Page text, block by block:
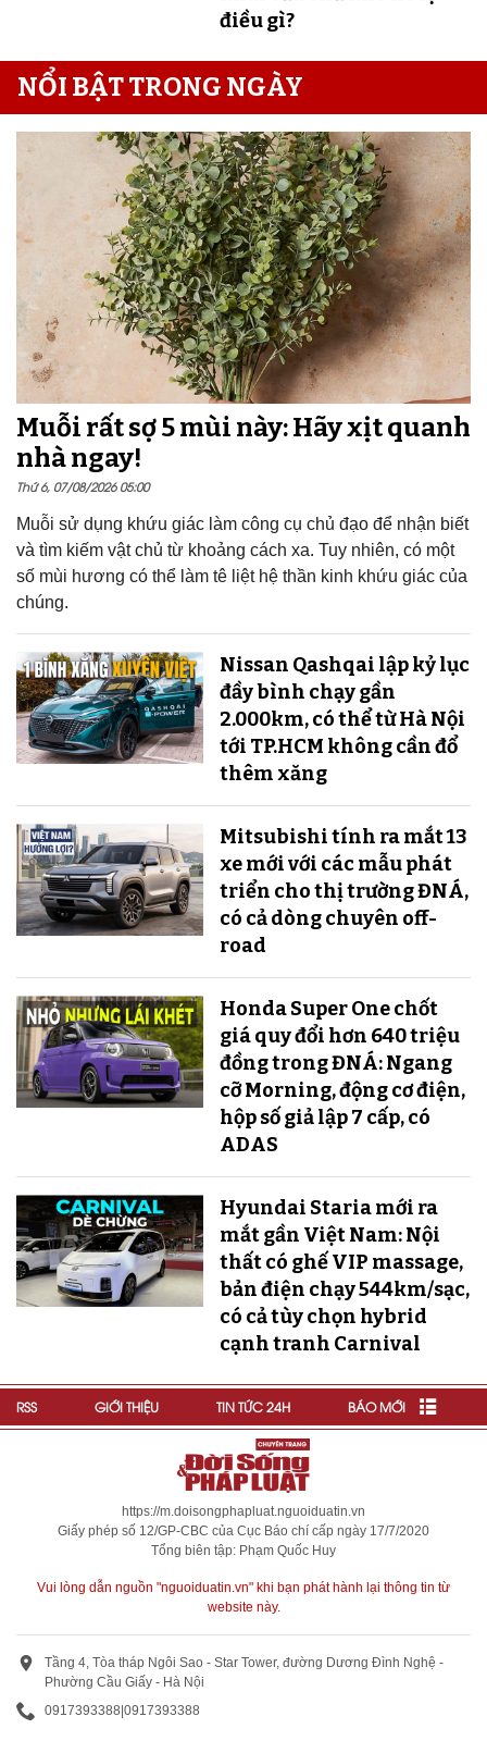
điều gì?
NỔI BẬT TRONG NGÀY
Muỗi rất sợ 5 mùi này: Hãy xịt quanh
nhà ngay!
Thứ 6, 07/08/2026 05:00
Muỗi sử dụng khứu giác làm công cụ chủ đạo để nhận biết
và tìm kiếm vật chủ từ khoảng cách xa. Tuy nhiên, có một
số mùi hương có thể làm tê liệt hệ thần kinh khứu giác của
chúng.
Nissan Qashqai lập kỷ lục
đầy bình chạy gần
2.000km, có thể từ Hà Nội
tới TP.HCM không cần đổ
thêm xăng
Mitsubishi tính ra mắt 13
xe mới với các mẫu phát
triển cho thị trường ĐNÁ,
có cả dòng chuyên off-
road
Honda Super One chốt
giá quy đổi hơn 640 triệu
đồng trong ĐNÁ: Ngang
cỡ Morning, động cơ điện,
hộp số giả lập 7 cấp, có
ADAS
Hyundai Staria mới ra
mắt gần Việt Nam: Nội
thất có ghế VIP massage,
bản điện chạy 544km/sạc,
có cả tùy chọn hybrid
cạnh tranh Carnival
RSS GIỚI THIỆU TIN TỨC 24H BÁO MỚI
https://m.doisongphapluat.nguoiduatin.vn
Giấy phép số 12/GP-CBC của Cục Báo chí cấp ngày 17/7/2020
Tổng biên tập: Phạm Quốc Huy
Vui lòng dẫn nguồn "nguoiduatin.vn" khi bạn phát hành lại thông tin từ
website này.
Tầng 4, Tòa tháp Ngôi Sao - Star Tower, đường Dương Đình Nghệ -
Phường Cầu Giấy - Hà Nội
0917393388 0917393388